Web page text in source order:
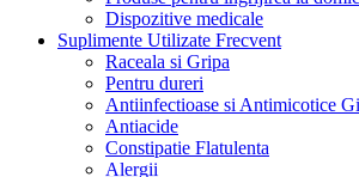
Dispozitive medicale
Suplimente Utilizate Frecvent
Raceala si Gripa
Pentru dureri
Antiinfectioase si Antimicotice
Antiacide
Constipatie Flatulenta
Alergii